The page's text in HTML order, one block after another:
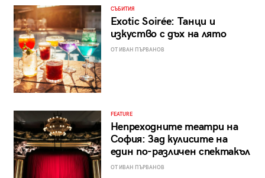
СЪБИТИЯ
Exotic Soirée: Танци и
изкуство с дъх на лято
ОТ ИВАН ПЪРВАНОВ
FEATURE
Непреходните театри на
София: Зад кулисите на
един по-различен спектакъл
ОТ ИВАН ПЪРВАНОВ